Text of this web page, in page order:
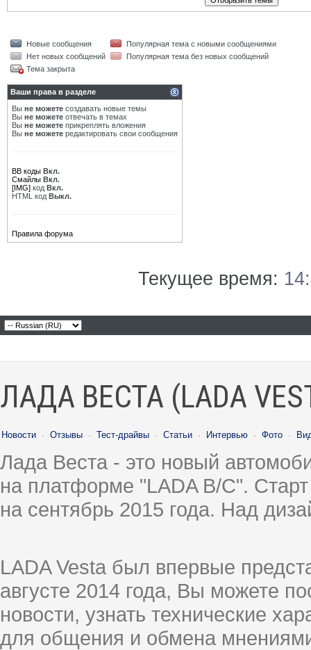
Новые сообщения
Популярная тема с новыми сообщениями
Нет новых сообщений
Популярная тема без новых сообщений
Тема закрыта
Ваши права в разделе
Вы не можете создавать новые темы
Вы не можете отвечать в темах
Вы не можете прикреплять вложения
Вы не можете редактировать свои сообщения
BB коды Вкл.
Смайлы Вкл.
[IMG] код Вкл.
HTML код Выкл.
Правила форума
Текущее время:
ЛАДА ВЕСТА (LADA
Новости · Отзывы · Тест-драйвы · Статьи · Интервью · Фото ·
Лада Веста - это новый
на платформе "LADA B/C".
на сентябрь 2015 года. Над
LADA Vesta был впервые
августе 2014 года, Вы можете
новости, узнать технические
для общения и обмена